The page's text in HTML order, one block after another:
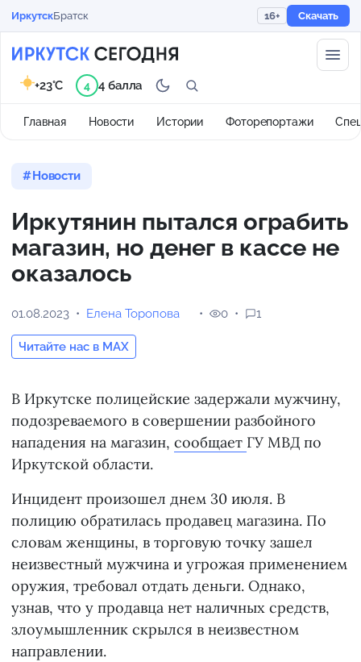
ИркутскБратск 16+ Скачать
Главная Новости Истории Фоторепортажи
+23°C 4 4 балла
Новости
Иркутянин пытался ограбить
магазин, но денег в кассе не
оказалось
01.08.2023 Елена Торопова
Читайте нас в MAX
0 1
В Иркутске полицейские задержали мужчину,
подозреваемого в совершении разбойного
нападения на магазин, сообщает ГУ МВД по
Иркутской области.
Инцидент произошел днем 30 июля. В
полицию обратилась продавец магазина. По
словам женщины, в торговую точку зашел
неизвестный мужчина и угрожая применением
оружия, требовал отдать деньги. Однако,
узнав, что у продавца нет наличных средств,
злоумышленник скрылся в неизвестном
направлении.